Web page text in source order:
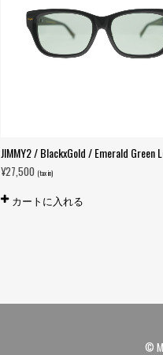
JIMMY2 / BlackxGold / Emerald Green
¥27,500 (tax in)
カートに入れる
©